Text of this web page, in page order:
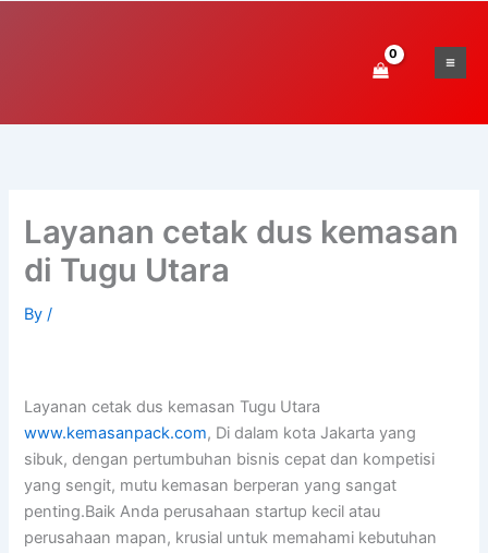
Layanan cetak dus kemasan
di Tugu Utara
By/
Layanan cetak dus kemasan Tugu Utara
www.kemasanpack.com, Di dalam kota Jakarta yang
sibuk, dengan pertumbuhan bisnis cepat dan kompetisi
yang sengit, mutu kemasan berperan yang sangat
penting.Baik Anda perusahaan startup kecil atau
perusahaan mapan, krusial untuk memahami kebutuhan